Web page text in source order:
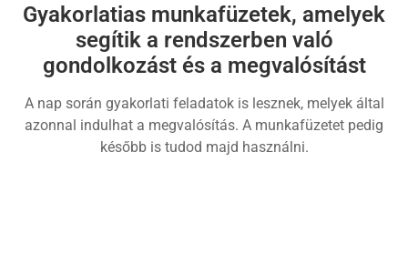
Gyakorlatias munkafüzetek, amelyek
segítik a rendszerben való
gondolkozást és a megvalósítást
A nap során gyakorlati feladatok is lesznek, melyek által
azonnal indulhat a megvalósítás. A munkafüzetet pedig
később is tudod majd használni.